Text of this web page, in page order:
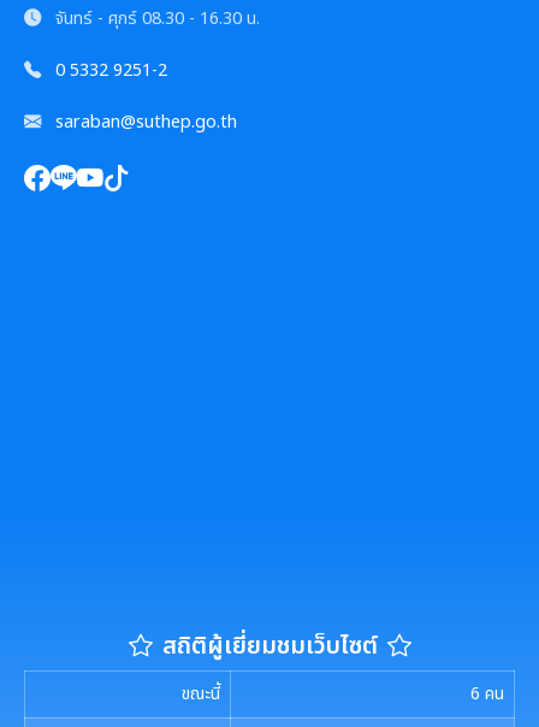
จันทร์ - ศุกร์08.30 - 16.30 น.
0 5332 9251-2
saraban@suthep.go.th
สถิติผู้เยี่ยมชมเว็บไซต์
ขณะนี้ 6 คน